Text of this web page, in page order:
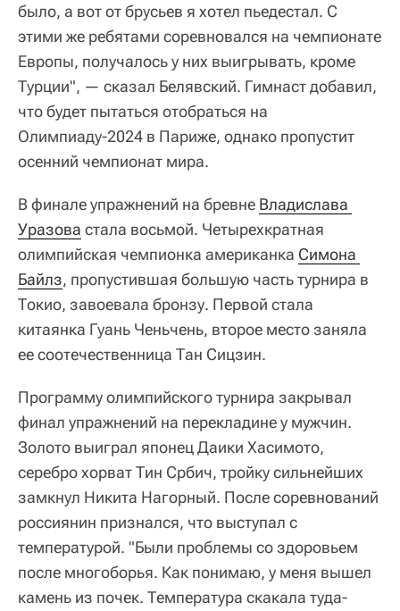
было, а вот от брусьев я хотел пьедестал. С
этими же ребятами соревновался на чемпионате
Европы, получалось у них выигрывать, кроме
Турции", — сказал Белявский. Гимнаст добавил,
что будет пытаться отобраться на
Олимпиаду-2024 в Париже, однако пропустит
осенний чемпионат мира.
В финале упражнений на бревне Владислава
Уразова стала восьмой. Четырехкратная
олимпийская чемпионка американка Симона
Байлз, пропустившая большую часть турнира в
Токио, завоевала бронзу. Первой стала
китаянка Гуань Ченьчень, второе место заняла
ее соотечественница Тан Сицзин.
Программу олимпийского турнира закрывал
финал упражнений на перекладине у мужчин.
Золото выиграл японец Даики Хасимото,
серебро хорват Тин Србич, тройку сильнейших
замкнул Никита Нагорный. После соревнований
россиянин признался, что выступал с
температурой. "Были проблемы со здоровьем
после многоборья. Как понимаю, у меня вышел
камень из почек. Температура скакала туда-